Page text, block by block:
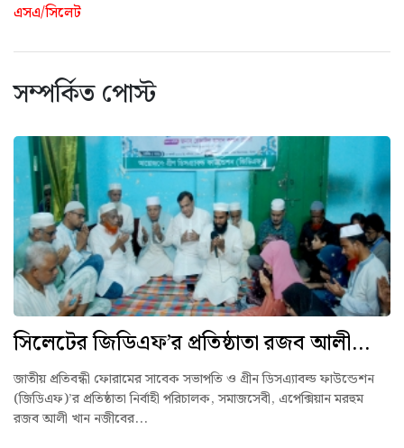
এসএ/সিলেট
সম্পর্কিত পোস্ট
সিলেটের জিডিএফ’র প্রতিষ্ঠাতা রজব আলী...
জাতীয় প্রতিবন্ধী ফোরামের সাবেক সভাপতি ও গ্রীন ডিসএ্যাবল্ড ফাউন্ডেশন
(জিডিএফ)’র প্রতিষ্ঠাতা নির্বাহী পরিচালক, সমাজসেবী, এপেক্সিয়ান মরহুম
রজব আলী খান নজীবের...